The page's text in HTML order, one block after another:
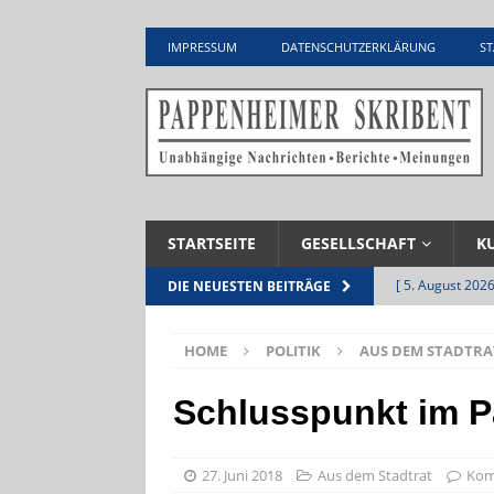
IMPRESSUM DATENSCHUTZERKLÄRUNG
STARTSEITE GESELLSCHAFT
DIE NEUESTEN BEITRÄGE [ 5. August
[ 4. August 2026
ankommen
HOME POLITIK AUS DEM
Schlusspunkt im
27. Juni 2018 Aus dem Stadtrat